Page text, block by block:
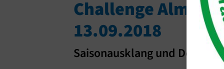
Challenge
13.09.2018
Saisonausklang und Debüt